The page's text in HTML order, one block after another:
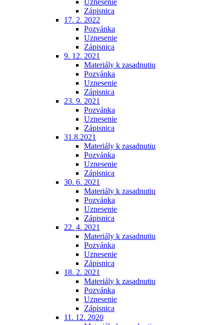
Uznesenie
Zápisnica
17. 2. 2022
Pozvánka
Uznesenie
Zápisnica
9. 12. 2021
Materiály k zasadnutiu
Pozvánka
Uznesenie
Zápisnica
23. 9. 2021
Pozvánka
Uznesenie
Zápisnica
31.8.2021
Materiály k zasadnutiu
Pozvánka
Uznesenie
Zápisnica
30. 6. 2021
Materiály k zasadnutiu
Pozvánka
Uznesenie
Zápisnica
22. 4. 2021
Materiály k zasadnutiu
Pozvánka
Uznesenie
Zápisnica
18. 2. 2021
Materiály k zasadnutiu
Pozvánka
Uznesenie
Zápisnica
11. 12. 2020